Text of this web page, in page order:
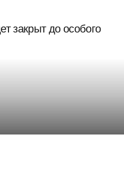
закрыт до особого